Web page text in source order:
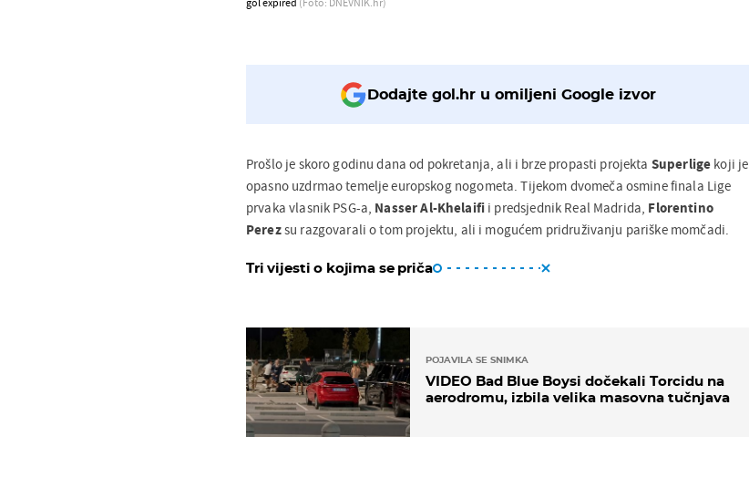
Dodajte gol.hr u omiljeni Google izvor
Prošlo je skoro godinu dana od pokretanja, ali i brze propasti projekta Superlige koji je
opasno uzdrmao temelje europskog nogometa. Tijekom dvomeča osmine finala Lige
prvaka vlasnik PSG-a, Nasser Al-Khelaifi i predsjednik Real Madrida, Florentino
Perezsu razgovarali o tom projektu, ali i mogućem pridruživanju pariške momčadi.
Tri vijesti o kojima se priča
POJAVILA SE SNIMKA
VIDEO Bad Blue Boysi dočekali Torcidu na
aerodromu, izbila velika masovna tučnjava